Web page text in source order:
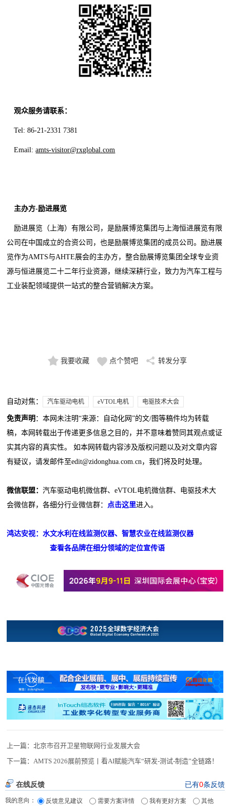
观众服务请联系：
Tel: 86-21-2331 7381
Email:amts-visitor@rxglobal.com
主办方-励进展览
励进展览（上海）有限公司，是励展博览集团与上海恒进展览有限
公司在中国成立的合资公司，也是励展博览集团的成员公司。励进展
览作为AMTS与AHTE展会的主办方，整合励展博览集团全球专业资
源与恒进展览二十二年行业资源，继续深耕行业，致力为汽车工程与
工业装配领域提供一站式的整合营销解决方案。
我要收藏 点个赞吧 转发分享
自动对焦： 汽车驱动电机 eVTOL电机 电驱技术大会
免责声明 ：本网未注明“来源：自动化网”的文/图等稿件均为转载
稿，本网转载出于传递更多信息之目的，并不意味着赞同其观点或证
实其内容的真实性。 如本网转载内容涉及版权问题以及对文章内容
有疑议，请发邮件至edit@zidonghua.com.cn，我们将及时处理。
微信联盟：汽车驱动电机微信群、eVTOL电机微信群、电驱技术大
会微信群，各细分行业微信群： 点击这里进入。
鸿达安视：水文水利在线监测仪器、智慧农业在线监测仪器
查看各品牌在细分领域的定位宣传语
上一篇：北京市召开卫星物联网行业发展大会
下一篇： AMTS 2026展前预览丨看AI赋能汽车“研发-测试-制造”全链路！